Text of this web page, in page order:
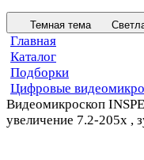
Темная тема
Главная
Каталог
Подборки
Цифровые
Видеомикроскоп
увеличение 7.2-205x ,